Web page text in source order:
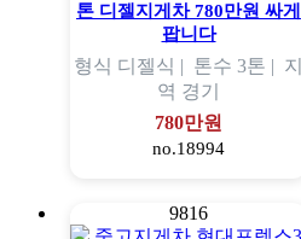
톤 디젤지게차 780만원 싸게
팝니다
형식 디젤식 | 톤수 3톤 | 지
역 경기
780만원
no.18994
9816